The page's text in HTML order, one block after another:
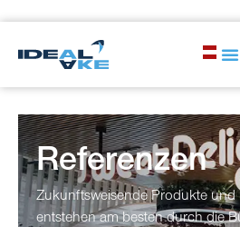
Referenzen
Zukunftsweisende Produkte
entstehen am besten durch die